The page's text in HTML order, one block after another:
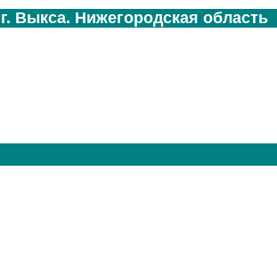
г. Выкса. Нижегородская область